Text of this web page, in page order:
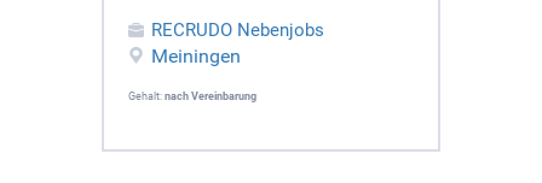
RECRUDO Nebenjobs
Meiningen
Gehalt: nach Vereinbarung